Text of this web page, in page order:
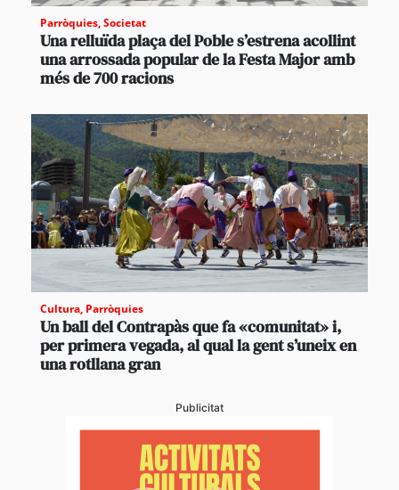
Parròquies,Societat
Una relluïda plaça del Poble s’estrena acollint
una arrossada popular de la Festa Major amb
més de 700 racions
Cultura, Parròquies
Un ball del Contrapàs que fa «comunitat» i,
per primera vegada, al qual la gent s’uneix en
una rotllana gran
Publicitat